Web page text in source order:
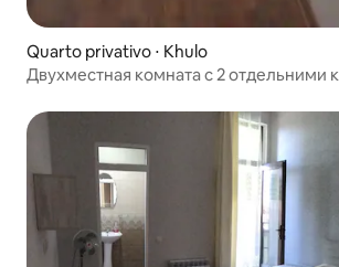
Quarto privativo ⋅ Khulo
Двухместная комната с 2 отдельними